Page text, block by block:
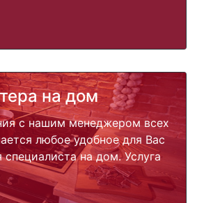
на дом
с нашим менеджером всех
любое удобное для Вас
на дом. Услуга